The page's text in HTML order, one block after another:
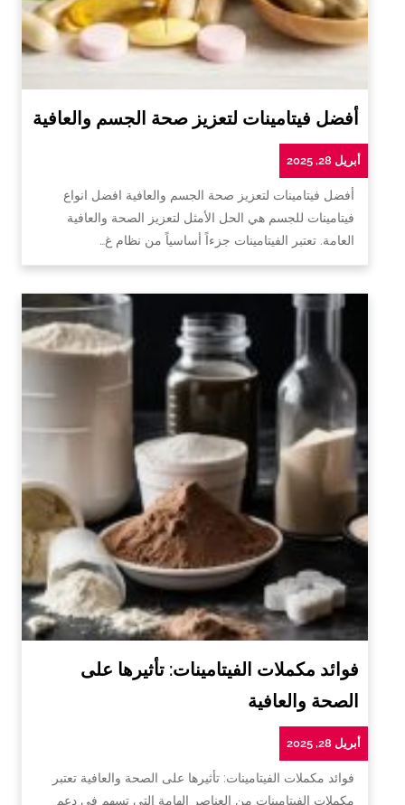
أفضل فيتامينات لتعزيز صحة الجسم والعافية
أبريل 28, 2025
أفضل فيتامينات لتعزيز صحة الجسم والعافية افضل انواع
فيتامينات للجسم هي الحل الأمثل لتعزيز الصحة والعافية
العامة. تعتبر الفيتامينات جزءاً أساسياً من نظام غ…
فوائد مكملات الفيتامينات: تأثيرها على
الصحة والعافية
أبريل 28, 2025
فوائد مكملات الفيتامينات: تأثيرها على الصحة والعافية تعتبر
مكملات الفيتامينات من العناصر الهامة التي تسهم في دعم